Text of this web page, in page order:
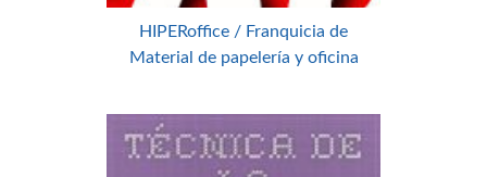
HIPERoffice / Franquicia de
Material de papelería y oficina